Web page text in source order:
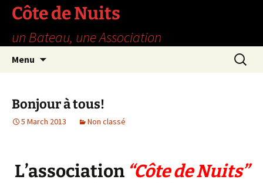
Skip
content
Côte de Nuits
un Bateau, une Association
Menu
Search
for:
Bonjour à tous!
5 March 2013 Non classé
L’association “Côte de Nuits”